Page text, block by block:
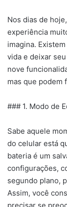
Nos dias de
experiência
imagina.
vida e deixar
nove
mas que podem
### 1. Modo de
Sabe aquele
do celular está
bateria é um
configurações,
segundo plano,
Assim, você
precisar se